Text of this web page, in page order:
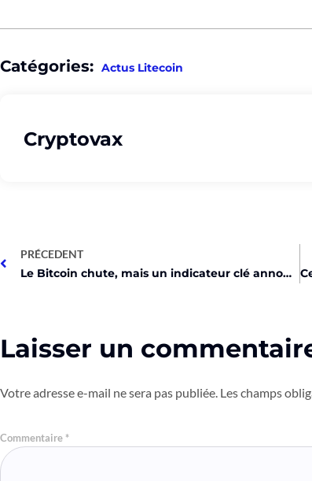
Catégories: Actus Litecoin
Cryptovax
PRÉCEDENT
Le Bitcoin chute, mais un indicateur clé annonce un rebond imminent !
Laisser un
Votre adresse e-mail ne sera pas publiée. Les champs
Commentaire*